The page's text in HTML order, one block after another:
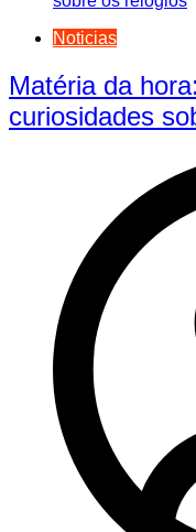
Noticias
Matéria da
curiosidades